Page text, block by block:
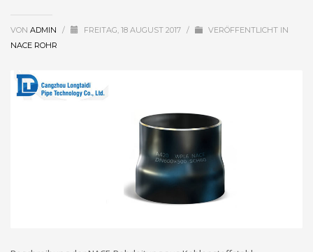
VON ADMIN / FREITAG, 18 AUGUST 2017 /
VERÖFFENTLICHT IN
NACE ROHR